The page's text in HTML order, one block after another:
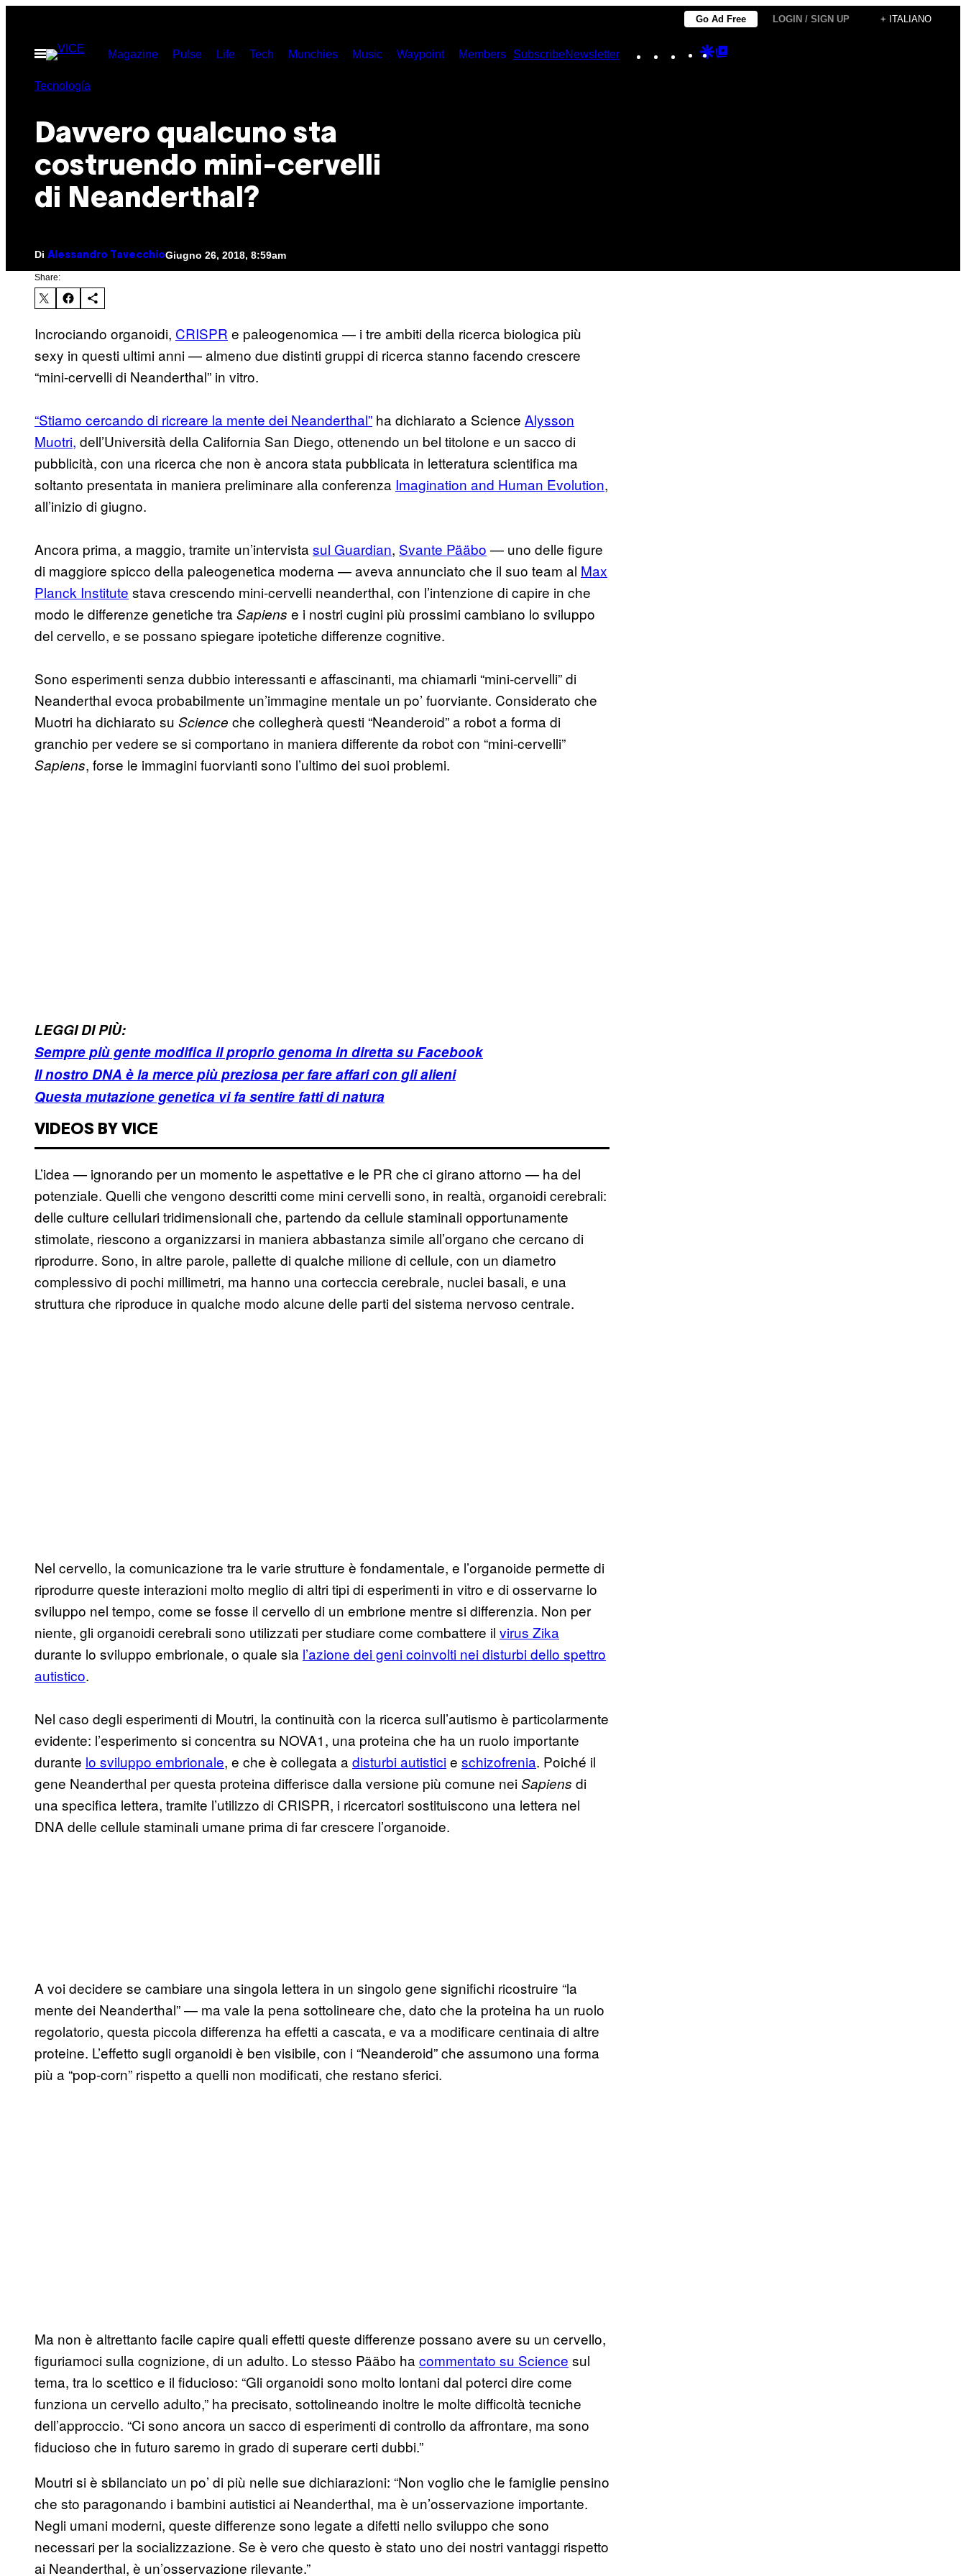
contenuto
Go Ad Free LOGIN / SIGN UP + ITALIANO
Apri
Magazine Pulse Life Tech Munchies Music Waypoint Members SubscribeNewsletter Instagram
TikTokYouTube
Google
Tecnología
Davvero qualcuno sta
costruendo mini-cervelli
di Neanderthal?
Di Alessandro TavecchioGiugno 26, 2018, 8:59am
Share:
Incrociando organoidi, CRISPR e paleogenomica — i tre ambiti della ricerca biologica più
sexy in questi ultimi anni — almeno due distinti gruppi di ricerca stanno facendo crescere
“mini-cervelli di Neanderthal” in vitro.
“Stiamo cercando di ricreare la mente dei Neanderthal” ha dichiarato a Science Alysson
Muotri, dell’Università della California San Diego, ottenendo un bel titolone e un sacco di
pubblicità, con una ricerca che non è ancora stata pubblicata in letteratura scientifica ma
soltanto presentata in maniera preliminare alla conferenza Imagination and Human Evolution,
all’inizio di giugno.
Ancora prima, a maggio, tramite un’intervista sul Guardian, Svante Pääbo — uno delle figure
di maggiore spicco della paleogenetica moderna — aveva annunciato che il suo team al Max
Planck Institute stava crescendo mini-cervelli neanderthal, con l’intenzione di capire in che
modo le differenze genetiche tra Sapiens e i nostri cugini più prossimi cambiano lo sviluppo
del cervello, e se possano spiegare ipotetiche differenze cognitive.
Sono esperimenti senza dubbio interessanti e affascinanti, ma chiamarli “mini-cervelli” di
Neanderthal evoca probabilmente un’immagine mentale un po’ fuorviante. Considerato che
Muotri ha dichiarato su Science che collegherà questi “Neanderoid” a robot a forma di
granchio per vedere se si comportano in maniera differente da robot con “mini-cervelli”
Sapiens, forse le immagini fuorvianti sono l’ultimo dei suoi problemi.
LEGGI DI PIÙ:
Sempre più gente modifica il proprio genoma in diretta su Facebook
Il nostro DNA è la merce più preziosa per fare affari con gli alieni
Questa mutazione genetica vi fa sentire fatti di natura
VIDEOS BY VICE
L’idea — ignorando per un momento le aspettative e le PR che ci girano attorno — ha del
potenziale. Quelli che vengono descritti come mini cervelli sono, in realtà, organoidi cerebrali:
delle culture cellulari tridimensionali che, partendo da cellule staminali opportunamente
stimolate, riescono a organizzarsi in maniera abbastanza simile all’organo che cercano di
riprodurre. Sono, in altre parole, pallette di qualche milione di cellule, con un diametro
complessivo di pochi millimetri, ma hanno una corteccia cerebrale, nuclei basali, e una
struttura che riproduce in qualche modo alcune delle parti del sistema nervoso centrale.
Nel cervello, la comunicazione tra le varie strutture è fondamentale, e l’organoide permette di
riprodurre queste interazioni molto meglio di altri tipi di esperimenti in vitro e di osservarne lo
sviluppo nel tempo, come se fosse il cervello di un embrione mentre si differenzia. Non per
niente, gli organoidi cerebrali sono utilizzati per studiare come combattere il virus Zika
durante lo sviluppo embrionale, o quale sia l’azione dei geni coinvolti nei disturbi dello spettro
autistico.
Nel caso degli esperimenti di Moutri, la continuità con la ricerca sull’autismo è particolarmente
evidente: l’esperimento si concentra su NOVA1, una proteina che ha un ruolo importante
durante lo sviluppo embrionale, e che è collegata a disturbi autisticie schizofrenia. Poiché il
gene Neanderthal per questa proteina differisce dalla versione più comune neiSapiens di
una specifica lettera, tramite l’utilizzo di CRISPR, i ricercatori sostituiscono una lettera nel
DNA delle cellule staminali umane prima di far crescere l’organoide.
A voi decidere se cambiare una singola lettera in un singolo gene significhi ricostruire “la
mente dei Neanderthal” — ma vale la pena sottolineare che, dato che la proteina ha un ruolo
regolatorio, questa piccola differenza ha effetti a cascata, e va a modificare centinaia di altre
proteine. L’effetto sugli organoidi è ben visibile, con i “Neanderoid” che assumono una forma
più a “pop-corn” rispetto a quelli non modificati, che restano sferici.
Ma non è altrettanto facile capire quali effetti queste differenze possano avere su un cervello,
figuriamoci sulla cognizione, di un adulto. Lo stesso Pääbo ha commentato su Science sul
tema, tra lo scettico e il fiducioso: “Gli organoidi sono molto lontani dal poterci dire come
funziona un cervello adulto,” ha precisato, sottolineando inoltre le molte difficoltà tecniche
dell’approccio. “Ci sono ancora un sacco di esperimenti di controllo da affrontare, ma sono
fiducioso che in futuro saremo in grado di superare certi dubbi.”
Moutri si è sbilanciato un po’ di più nelle sue dichiarazioni: “Non voglio che le famiglie pensino
che sto paragonando i bambini autistici ai Neanderthal, ma è un’osservazione importante.
Negli umani moderni, queste differenze sono legate a difetti nello sviluppo che sono
necessari per la socializzazione. Se è vero che questo è stato uno dei nostri vantaggi rispetto
ai Neanderthal, è un’osservazione rilevante.”